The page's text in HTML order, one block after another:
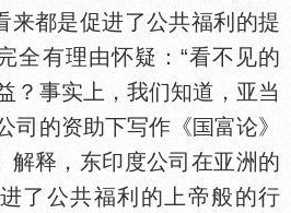
来都是促进了公共福利的提
全有理由怀疑：“看不见的
？事实上，我们知道，亚当
司的资助下写作《
富论》
解释，东印度公司在亚洲的
了公共福利的上帝般的行